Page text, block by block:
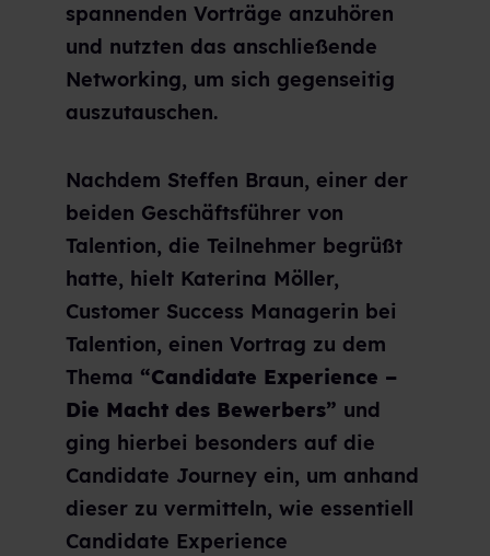
spannenden Vorträge anzuhören
und nutzten das anschließende
Networking, um sich gegenseitig
auszutauschen.
Nachdem Steffen Braun, einer der
beiden Geschäftsführer von
Talention, die Teilnehmer begrüßt
hatte, hielt Katerina Möller,
Customer Success Managerin bei
Talention, einen Vortrag zu dem
Thema “Candidate Experience –
Die Macht des Bewerbers” und
ging hierbei besonders auf die
Candidate Journey ein, um anhand
dieser zu vermitteln, wie essentiell
Candidate Experience